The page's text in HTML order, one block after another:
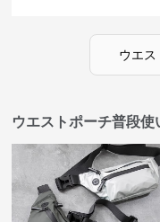
ウエス
ウエストポーチ普段